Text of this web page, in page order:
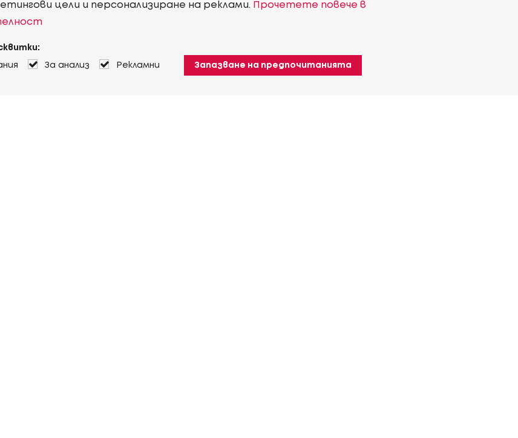
цели и персонализиране на реклами. Прочетете повече в
За анализ Рекламни Запазване на предпочитанията